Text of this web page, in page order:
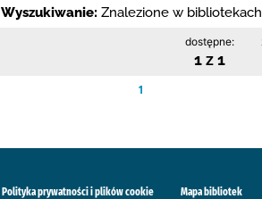
Wyszukiwanie: Znalezione w
dostępne:
1 z 1
1
Polityka prywatności i plików cookie Mapa bibliotek